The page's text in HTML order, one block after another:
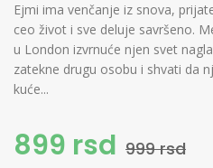
Ejmi ima venčanje iz snova,
ceo život i sve deluje savršeno.
u London izvrnuće njen svet
zatekne drugu osobu i shvati da
kuće...
899 rsd 999 rsd